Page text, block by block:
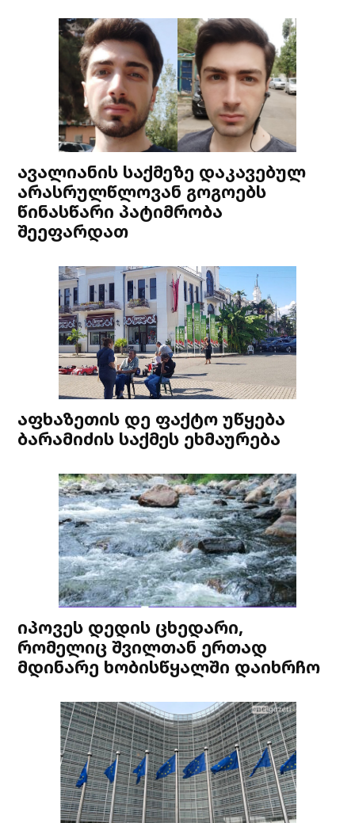
ავალიანის საქმეზე დაკავებულ
არასრულწლოვან გოგოებს
წინასწარი პატიმრობა
შეეფარდათ
აფხაზეთის დე ფაქტო უწყება
ბარამიძის საქმეს ეხმაურება
იპოვეს დედის ცხედარი,
რომელიც შვილთან ერთად
მდინარე ხობისწყალში დაიხრჩო